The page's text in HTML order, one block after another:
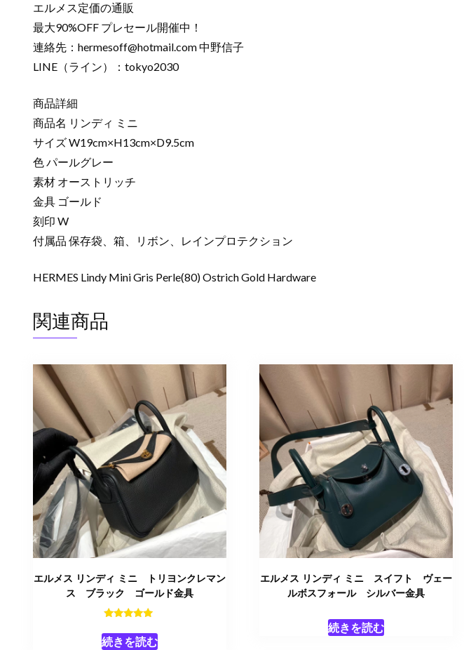
エルメス定価の通販
最大90%OFF プレセール開催中！
連絡先： hermesoff@hotmail.com中野信子
LINE（ライン）：tokyo2030
商品詳細
商品名 リンディ ミニ
サイズ W19cm×H13cm×D9.5cm
色 パールグレー
素材 オーストリッチ
金具 ゴールド
刻印 W
付属品 保存袋、箱、リボン、レインプロテクション
HERMES Lindy Mini Gris Perle(80) Ostrich Gold Hardware
関連商品
エルメス リンディ ミニ トリヨンクレマン
ス ブラック ゴールド金具
5.00
の評価
続きを読む
エルメス リンディ ミニ スイフト ヴェー
ルボスフォール シルバー金具
続きを読む